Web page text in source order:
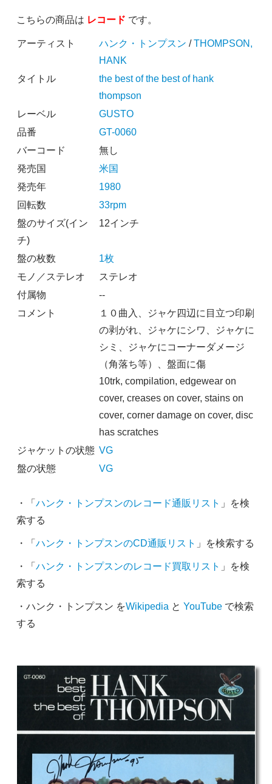
こちらの商品は レコード です。
アーティスト ハンク・トンプスン /THOMPSON,
HANK
タイトル
the best of the best of hank
thompson
レーベル
GUSTO
品番
GT-0060
バーコード
無し
発売国
米国
発売年
1980
回転数
33rpm
盤のサイズ(イン
チ)
12インチ
盤の枚数
1枚
モノ／ステレオ
ステレオ
付属物
--
コメント
１０曲入、ジャケ四辺に目立つ印刷
の剥がれ、ジャケにシワ、ジャケに
シミ、ジャケにコーナーダメージ
（角落ち等）、盤面に傷
10trk, compilation, edgewear on
cover, creases on cover, stains on
cover, corner damage on cover, disc
has scratches
ジャケットの状態 VG
盤の状態
VG
・「 ハンク・トンプスンのレコード通販リスト 」を検
索する
・「 ハンク・トンプスンのCD通販リスト 」を検索する
・「 ハンク・トンプスンのレコード買取リスト 」を検
索する
・ハンク・トンプスン をWikipedia と YouTubeで検索
する